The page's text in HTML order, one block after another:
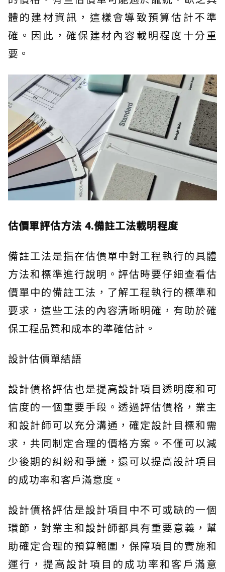
體的建材資訊，這樣會導致預算估計不準
確。因此，確保建材內容載明程度十分重
要。
估價單評估方法 4.備註工法載明程度
備註工法是指在估價單中對工程執行的具體
方法和標準進行說明。評估時要仔細查看估
價單中的備註工法，了解工程執行的標準和
要求，這些工法的內容清晰明確，有助於確
保工程品質和成本的準確估計。
設計估價單結語
設計價格評估也是提高設計項目透明度和可
信度的一個重要手段。透過評估價格，業主
和設計師可以充分溝通，確定設計目標和需
求，共同制定合理的價格方案。不僅可以減
少後期的糾紛和爭議，還可以提高設計項目
的成功率和客戶滿意度。
設計價格評估是設計項目中不可或缺的一個
環節，對業主和設計師都具有重要意義，幫
助確定合理的預算範圍，保障項目的實施和
運行，提高設計項目的成功率和客戶滿意